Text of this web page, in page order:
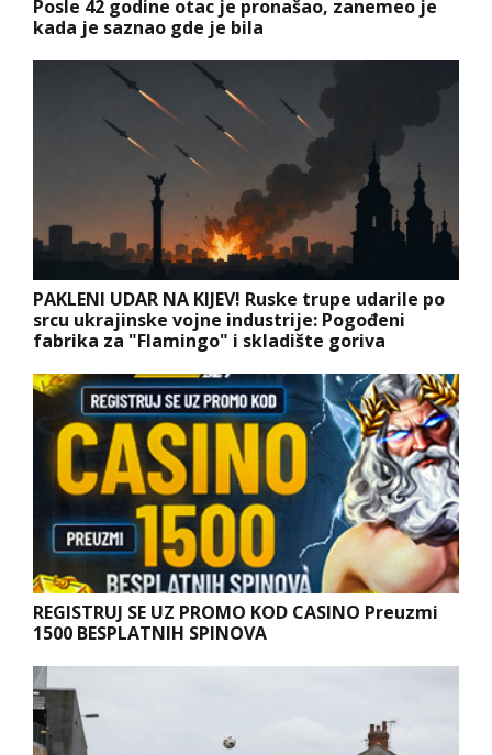
Posle 42 godine otac je pronašao, zanemeo je
kada je saznao gde je bila
PAKLENI UDAR NA KIJEV! Ruske trupe udarile po
srcu ukrajinske vojne industrije: Pogođeni
fabrika za "Flamingo" i skladište goriva
REGISTRUJ SE UZ PROMO KOD CASINO Preuzmi
1500 BESPLATNIH SPINOVA